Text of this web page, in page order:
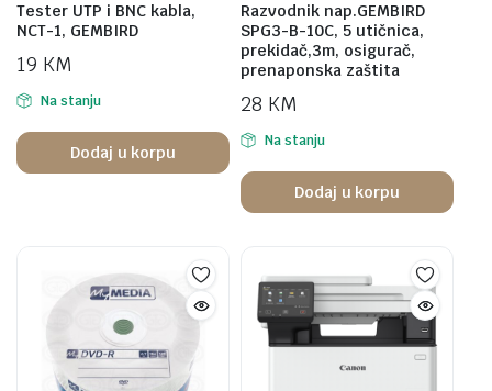
Tester UTP i BNC kabla,
NCT-1, GEMBIRD
19 KM
Na stanju
Dodaj u korpu
Razvodnik nap.GEMBIRD
SPG3-B-10C, 5 utičnica,
prekidač,3m, osigurač,
prenaponska zaštita
28 KM
Na stanju
Dodaj u korpu